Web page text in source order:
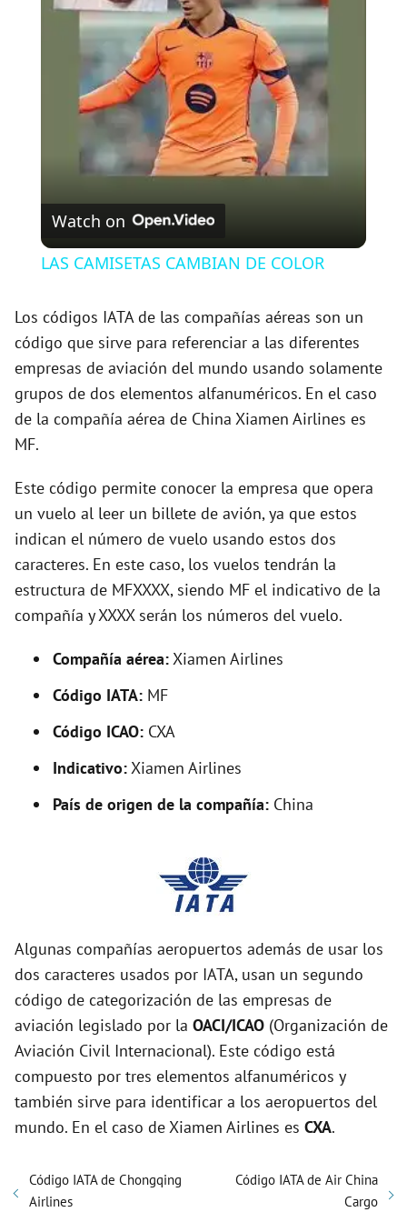
l
a
y
V
i
d
e
o
Watch on
LAS CAMISETAS CAMBIAN DE COLOR
Los códigos IATA de las compañías aéreas son un
código que sirve para referenciar a las diferentes
empresas de aviación del mundo usando solamente
grupos de dos elementos alfanuméricos. En el caso
de la compañía aérea de China Xiamen Airlines es
MF.
Este código permite conocer la empresa que opera
un vuelo al leer un billete de avión, ya que estos
indican el número de vuelo usando estos dos
caracteres. En este caso, los vuelos tendrán la
estructura de MFXXXX, siendo MF el indicativo de la
compañía y XXXX serán los números del vuelo.
Compañía aérea:Xiamen Airlines
Código IATA: MF
Código ICAO: CXA
Indicativo:Xiamen Airlines
País de origen de la compañía: China
Algunas compañías aeropuertos además de usar los
dos caracteres usados por IATA, usan un segundo
código de categorización de las empresas de
aviación legislado por la OACI/ICAO (Organización de
Aviación Civil Internacional). Este código está
compuesto por tres elementos alfanuméricos y
también sirve para identificar a los aeropuertos del
mundo. En el caso de Xiamen Airlines es CXA.
Código IATA de Chongqing
Airlines
Código IATA de Air China
Cargo